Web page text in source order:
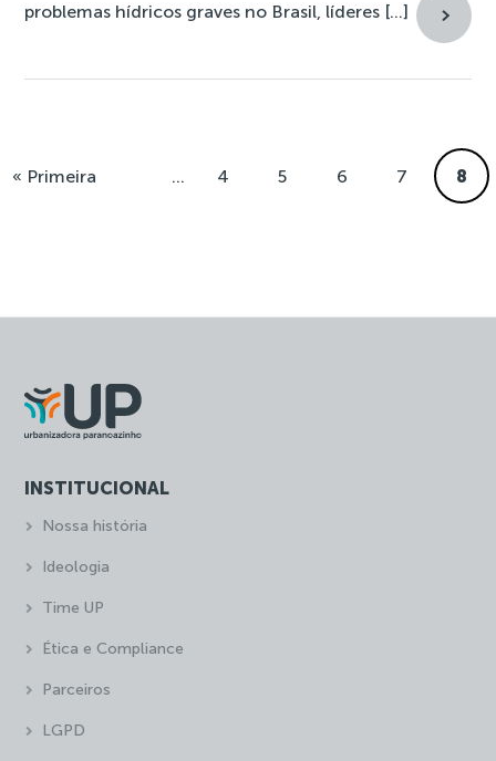
problemas hídricos graves no Brasil, líderes […]
« Primeira ... 4 5 6 7 8
INSTITUCIONAL
Nossa história
Ideologia
Time UP
Ética e Compliance
Parceiros
LGPD